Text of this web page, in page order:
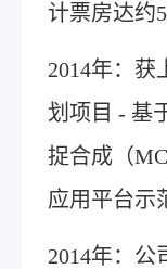
计票房达约
2014年：获
划项目 - 基
捉合成（
应用平台示
2014年：公